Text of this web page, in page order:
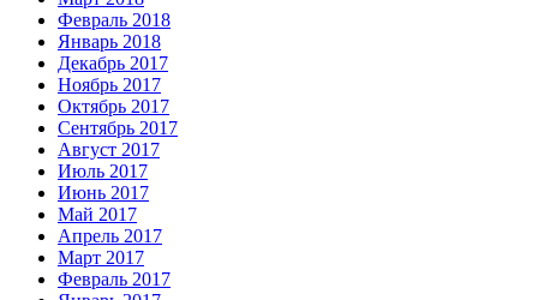
Февраль 2018
Январь 2018
Декабрь 2017
Ноябрь 2017
Октябрь 2017
Сентябрь 2017
Август 2017
Июль 2017
Июнь 2017
Май 2017
Апрель 2017
Март 2017
Февраль 2017